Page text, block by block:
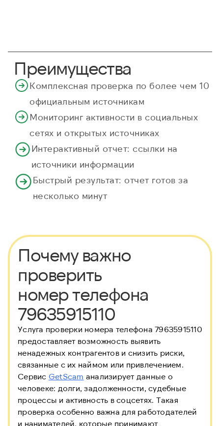
Преимущества
Комплексная проверка по более чем 10
официальным источникам
Мониторинг активности в социальных
сетях и открытых источниках
Интерактивный отчет: ссылки на
источники информации
Быстрый результат: отчет готов за
несколько минут
Почему важно
проверить
номер телефона
79635915110
Услуга проверки номера телефона 79635915110
предоставляет возможность выявить
ненадежных контрагентов и снизить риски,
связанные с их наймом или привлечением.
Сервис GetScam анализирует данные о
человеке: долги, задолженности, судебные
процессы и активность в соцсетях. Такая
проверка особенно важна для работодателей
и нанимателей, которые принимают